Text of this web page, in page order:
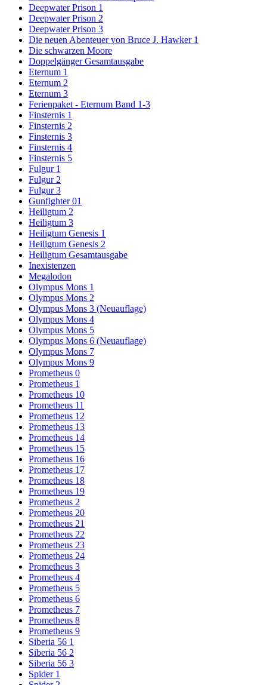
Deepwater Prison 1
Deepwater Prison 2
Deepwater Prison 3
Die neuen Abenteuer von Bruce J. Hawker 1
Die schwarzen Moore
Doppelgänger Gesamtausgabe
Eternum 1
Eternum 2
Eternum 3
Ferienpaket - Eternum Band 1-3
Finsternis 1
Finsternis 2
Finsternis 3
Finsternis 4
Finsternis 5
Fulgur 1
Fulgur 2
Fulgur 3
Gunfighter 01
Heiligtum 2
Heiligtum 3
Heiligtum Genesis 1
Heiligtum Genesis 2
Heiligtum Gesamtausgabe
Inexistenzen
Megalodon
Olympus Mons 1
Olympus Mons 2
Olympus Mons 3 (Neuauflage)
Olympus Mons 4
Olympus Mons 5
Olympus Mons 6 (Neuauflage)
Olympus Mons 7
Olympus Mons 9
Prometheus 0
Prometheus 1
Prometheus 10
Prometheus 11
Prometheus 12
Prometheus 13
Prometheus 14
Prometheus 15
Prometheus 16
Prometheus 17
Prometheus 18
Prometheus 19
Prometheus 2
Prometheus 20
Prometheus 21
Prometheus 22
Prometheus 23
Prometheus 24
Prometheus 3
Prometheus 4
Prometheus 5
Prometheus 6
Prometheus 7
Prometheus 8
Prometheus 9
Siberia 56 1
Siberia 56 2
Siberia 56 3
Spider 1